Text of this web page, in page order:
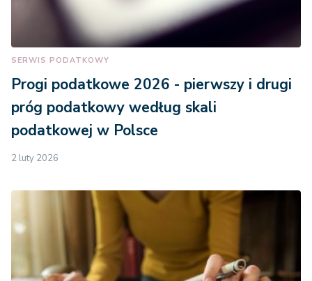
SERWIS PODATKOWY
Progi podatkowe 2026 - pierwszy i drugi
próg podatkowy według skali
podatkowej w Polsce
2 luty 2026